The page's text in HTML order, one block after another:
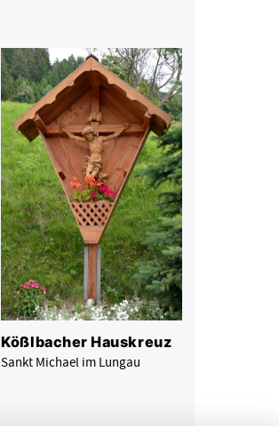
Kößlbacher Hauskreuz
Sankt Michael im Lungau